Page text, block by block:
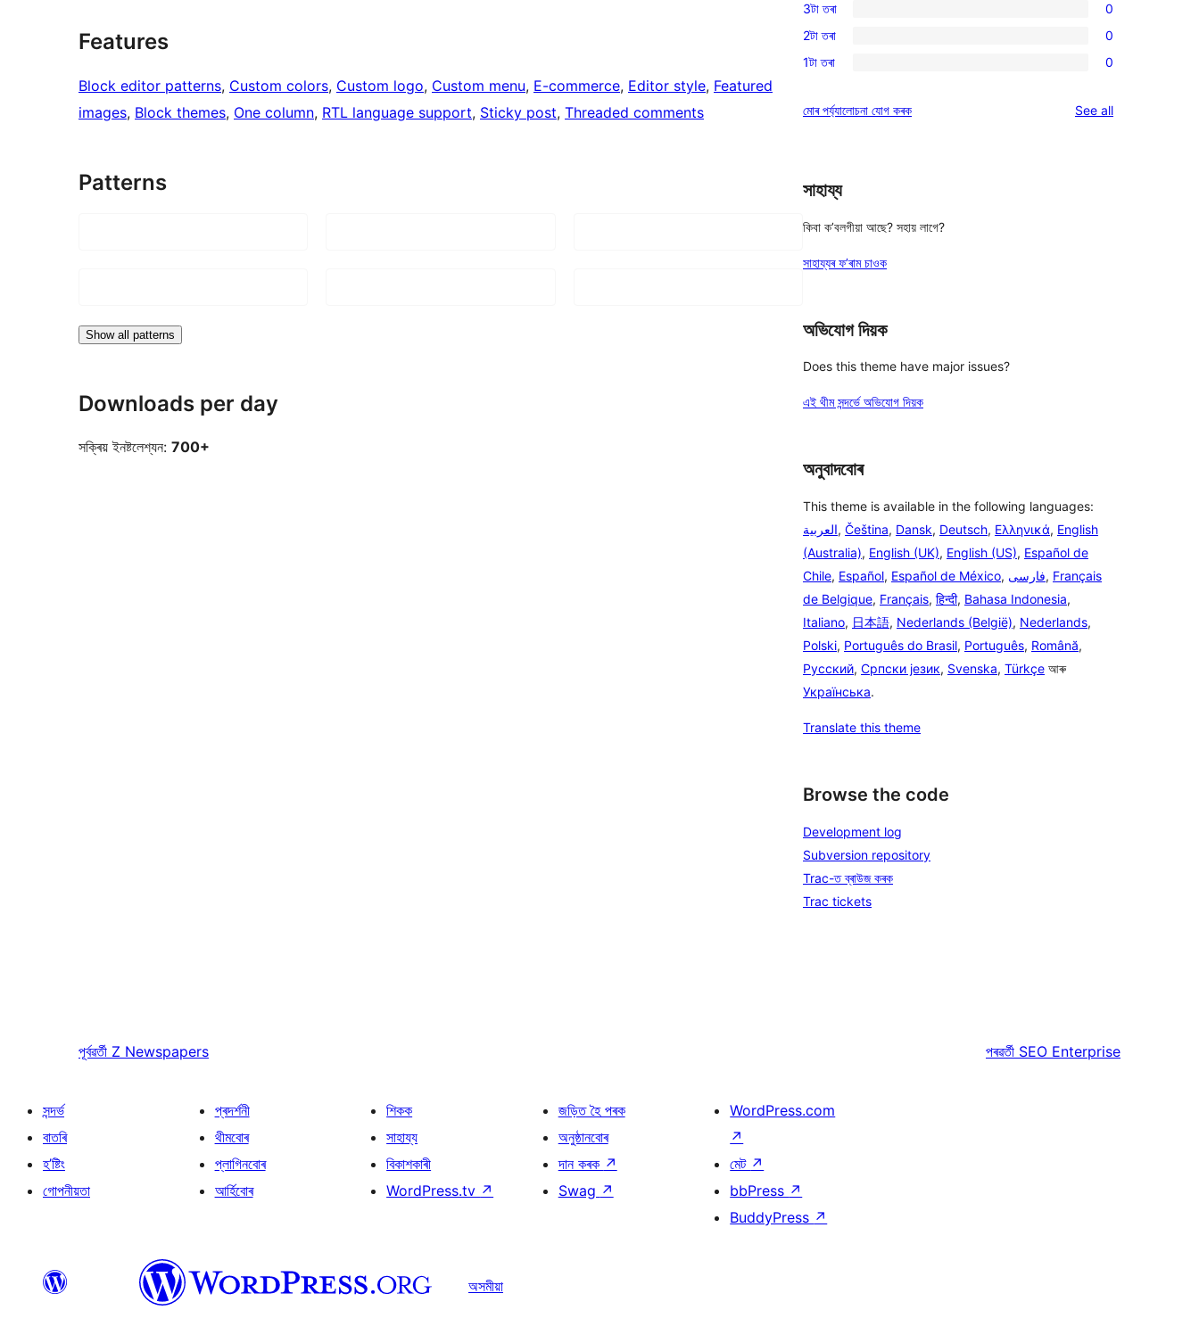
Features
Block editor patterns, Custom colors, Custom logo, Custom menu, E-commerce, Editor style, Featured
images, Block themes, One column, RTL language support, Sticky post, Threaded comments
Patterns
Show all patterns
Downloads per day
সক্ৰিয় ইনষ্টলেশ্যন: 700+
star
review
4-
star
review
0
3-
star
3টা তৰা 0
2-
reviews
2টা তৰা 0
star
1টা তৰা 0
মোৰ পৰ্য্যালোচনা যোগ কৰক See allreviews
সাহায্য
কিবা ক’বলগীয়া আছে? সহায় লাগে?
সাহায্যৰ ফ’ৰাম চাওক
অভিযোগ দিয়ক
Does this theme have major issues?
এই থীম সন্দৰ্ভে অভিযোগ দিয়ক
অনুবাদবোৰ
This theme is available in the following languages:
العربية, Čeština, Dansk, Deutsch, Ελληνικά, English
(Australia), English (UK), English (US), Español de
Chile, Español, Español de México, فارسی, Français
de Belgique, Français, हिन्दी, Bahasa Indonesia,
Italiano, 日本語, Nederlands (België), Nederlands,
Polski, Português do Brasil, Português, Română,
Русский, Српски језик, Svenska, Türkçe আৰু
Українська.
Translate this theme
Browse the code
Development log
Subversion repository
Trac-ত ব্ৰাউজ কৰক
Trac tickets
পূৰ্বৱৰ্তী Z Newspapers পৰৱৰ্তী SEO Enterprise
সন্দৰ্ভ
বাতৰি
হ’ষ্টিং
গোপনীয়তা
প্ৰদৰ্শনী
থীমবোৰ
প্লাগিনবোৰ
আৰ্হিবোৰ
শিকক
সাহায্য
বিকাশকাৰী
WordPress.tv ↗
জড়িত হৈ পৰক
অনুষ্ঠানবোৰ
দান কৰক ↗
Swag ↗
WordPress.com
↗
মেট ↗
bbPress ↗
BuddyPress ↗
অসমীয়া